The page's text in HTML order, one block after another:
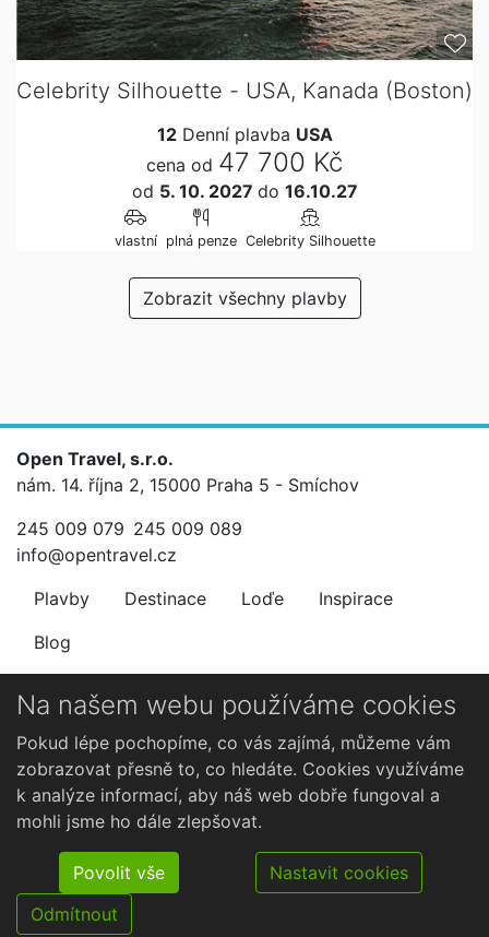
Celebrity Silhouette - USA, Kanada (Boston)
12Denní plavba USA
cena od 47 700 Kč
od 5. 10. 2027 do 16.10.27
vlastní plná penze Celebrity Silhouette
Zobrazit všechny plavby
Open Travel, s.r.o.
nám. 14. října 2, 15000 Praha 5 - Smíchov
245 009 079 245 009 089
info@opentravel.cz
Plavby
Destinace Loďe
Inspirace
Blog
Newsletter
Nenechte si ujít výhodné nabídky.
©2026 Open Travel, s.r.o.. Všechna práva vyhrazena.
Na našem webu používáme cookies
Pokud lépe pochopíme, co vás zajímá, můžeme vám
zobrazovat přesně to, co hledáte. Cookies využíváme
k analýze informací, aby náš web dobře fungoval a
mohli jsme ho dále zlepšovat.
Povolit vše
Nastavit cookies
Odmítnout